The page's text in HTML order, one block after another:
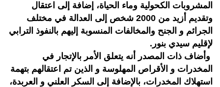
المشروبات الكحولية وماء الحياة، إضافة إلى اعتقال
وتقديم أزيد من 2000 شخص إلى العدالة في مختلف
الجرائم و الجنح والمخالفات المنسوبة إليهم بالنفوذ الترابي
لإقليم سيدي بنور.
وأضاف ذات المصدر أنه يتعلق الأمر بالإتجار في
المخدرات و الأقراص المهلوسة و الذين تم اعتقالهم بتهمة
استهلاك المخدرات، بالإضافة إلى السكر العلني و العربدة،